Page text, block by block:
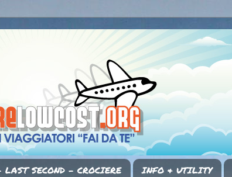
SECOND - CROCIERE INFO & UTILITY